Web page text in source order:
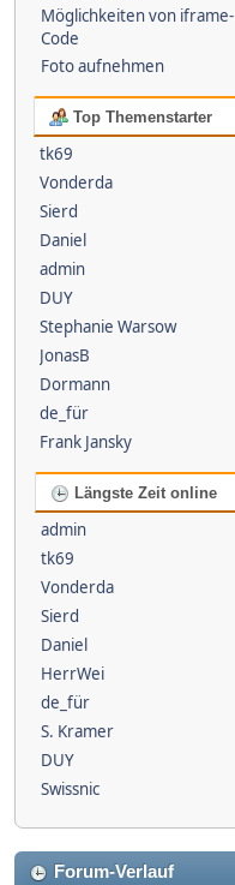
Möglichkeiten von iframe-
Code
Foto aufnehmen
Top Themenstarter
tk69
Vonderda
Sierd
Daniel
admin
DUY
Stephanie Warsow
JonasB
Dormann
de_für
Frank Jansky
Längste Zeit online
admin
tk69
Vonderda
Sierd
Daniel
HerrWei
de_für
S. Kramer
DUY
Swissnic
Forum-Verlauf